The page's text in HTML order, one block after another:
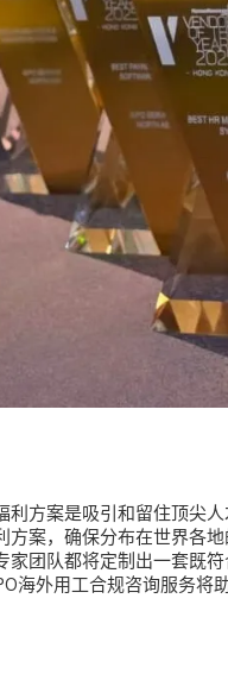
利方案是吸引和留住顶尖
方案，确保分布在世界各
家团队都将定制出一套既
海外用工合规咨询服务将